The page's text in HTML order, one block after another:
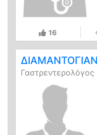
16
Γαστρεντερολόγος